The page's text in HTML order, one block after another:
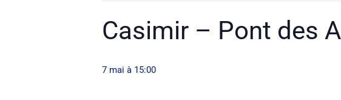
Casimir – Pont des
7 mai à 15:00